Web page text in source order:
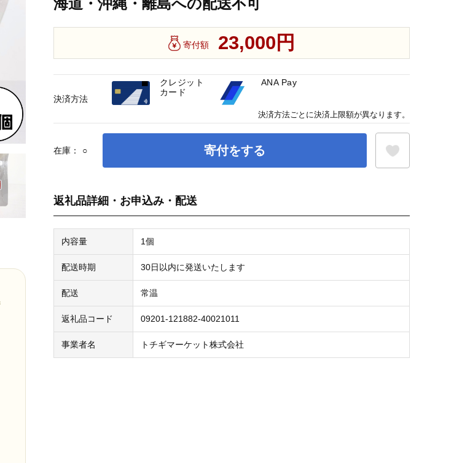
海道・沖縄・離島への配送不可
寄付額 23,000円
在庫： ○ 寄付をする
返礼品詳細・お申込み・配送
内容量 1個
配送時期 30日以内に発送いたします
配送 常温
返礼品コード 09201-121882-40021011
事業者名 トチギマーケット株式会社
決済方法
クレジット
カード
ANA Pay
決済方法ごとに決済上限額が異なります。